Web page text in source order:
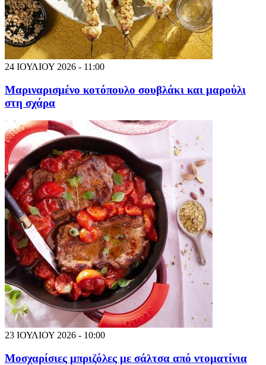
24 ΙΟΥΛΙΟΥ 2026 - 11:00
Μαριναρισμένο κοτόπουλο σουβλάκι και μαρούλι
στη σχάρα
23 ΙΟΥΛΙΟΥ 2026 - 10:00
Μοσχαρίσιες μπριζόλες με σάλτσα από ντοματίνια